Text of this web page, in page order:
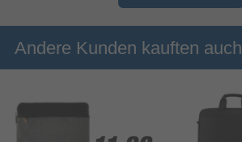
Laptopfach
Laptopfach für einen geschützten Transport
Andere Kunden kauften auch